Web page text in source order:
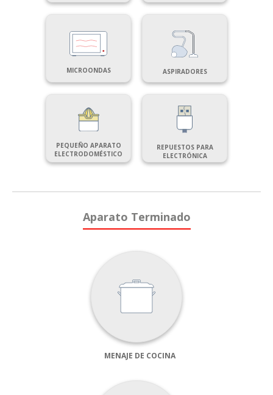
MICROONDAS ASPIRADORES
PEQUEÑO APARATO
ELECTRODOMÉSTICO
REPUESTOS PARA
ELECTRÓNICA
Aparato Terminado
MENAJE DE COCINA